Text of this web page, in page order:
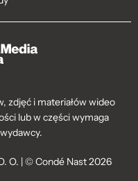
zdjęć i materiałów wideo
lub w części wymaga
O. | © Condé Nast 2026